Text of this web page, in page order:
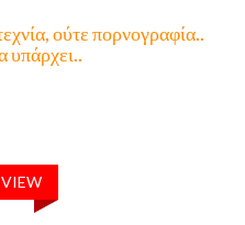
ούτε πορνογραφία..
υπάρχει..